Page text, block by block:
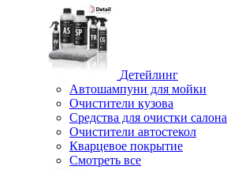
Детейлинг
Автошампуни для мойки
Очистители кузова
Средства для очистки салона
Очистители автостекол
Кварцевое покрытие
Смотреть все